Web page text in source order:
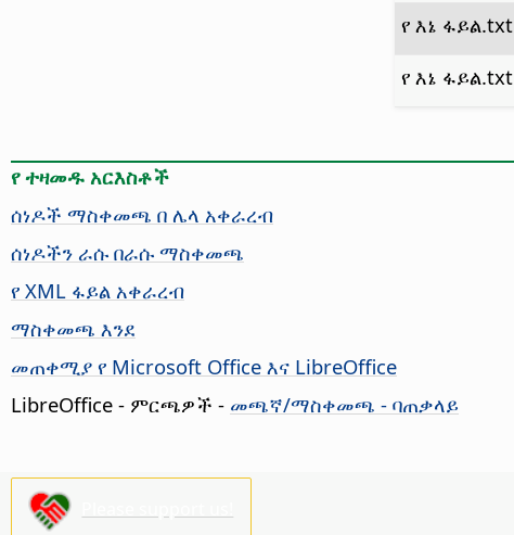
የ እኔ ፋይል.txt
የ እኔ ፋይል.txt
የ ተዛመዱ አርእስቶች
ሰነዶች ማስቀመጫ በ ሌላ አቀራረብ
ሰነዶችን ራሱ በራሱ ማስቀመጫ
የ XML ፋይል አቀራረብ
ማስቀመጫ እንደ
መጠቀሚያ የ Microsoft Office እና LibreOffice
LibreOffice - ምርጫዎች - መጫኛ/ማስቀመጫ - ባጠቃላይ